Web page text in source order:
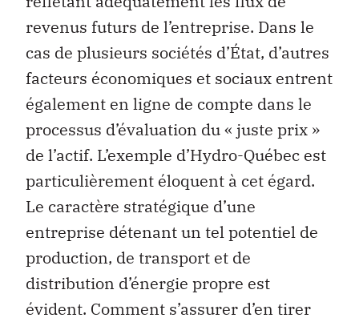
revenus futurs de l’entreprise. Dans le
cas de plusieurs sociétés d’État, d’autres
facteurs économiques et sociaux entrent
également en ligne de compte dans le
processus d’évaluation du « juste prix »
de l’actif. L’exemple d’Hydro-Québec est
particulièrement éloquent à cet égard.
Le caractère stratégique d’une
entreprise détenant un tel potentiel de
production, de transport et de
distribution d’énergie propre est
évident. Comment s’assurer d’en tirer